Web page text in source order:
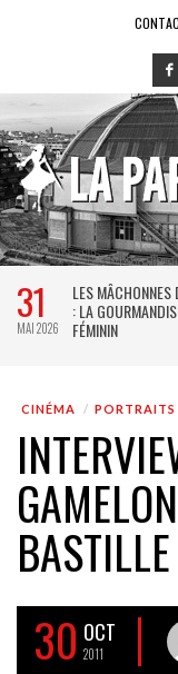
31
MAI 2026
LES MÂCHONNES
: LA
FÉMININ
CINÉMA PORTRAITS
30 OCT
2011